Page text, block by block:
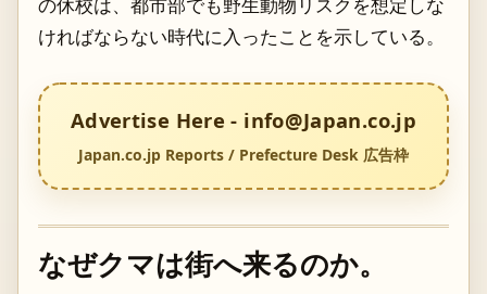
の休校は、都市部でも野生動物リスクを想定しな
ければならない時代に入ったことを示している。
Advertise Here - info@Japan.co.jp
Japan.co.jp Reports / Prefecture Desk 広告枠
なぜクマは街へ来るのか。